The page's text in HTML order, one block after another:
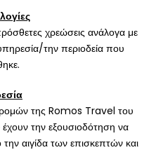
χρεώσεις ανάλογα με
την περιοδεία που
της Romos Travel του
την εξουσιοδότηση να
αιγίδα των επισκεπτών και